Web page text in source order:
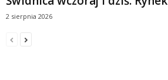
2 sierpnia 2026